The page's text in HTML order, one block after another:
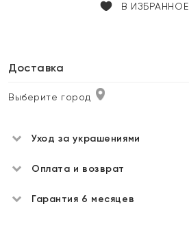
В ИЗБРАННОЕ
Доставка
Выберите город
Уход за украшениями
Оплата и возврат
Гарантия 6 месяцев